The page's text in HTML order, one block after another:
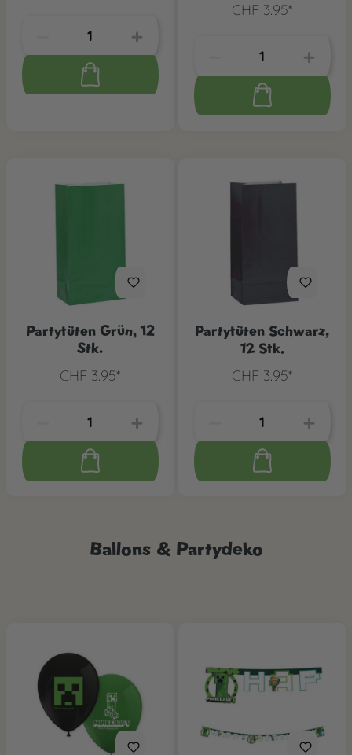
CHF 3.95*
Partytüten Grün, 12
Stk.
CHF 3.95*
Partytüten Schwarz,
12 Stk.
CHF 3.95*
Ballons & Partydeko